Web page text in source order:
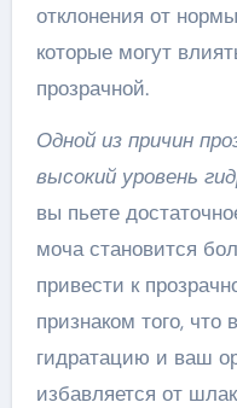
отклонения от
которые могут
прозрачной.
Одной из причин
высокий уровень
вы пьете
моча становится
привести к
признаком того,
гидратацию и ваш
избавляется от